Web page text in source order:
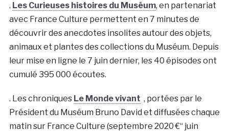
. Les Curieuses histoires du Muséum, en partenariat
avec France Culture permettent en 7 minutes de
découvrir des anecdotes insolites autour des objets,
animaux et plantes des collections du Muséum. Depuis
leur mise en ligne le 7 juin dernier, les 40 épisodes ont
cumulé 395 000 écoutes.
. Les chroniques Le Monde vivant , portées par le
Président du Muséum Bruno David et diffusées chaque
matin sur France Culture (septembre 2020 €“ juin